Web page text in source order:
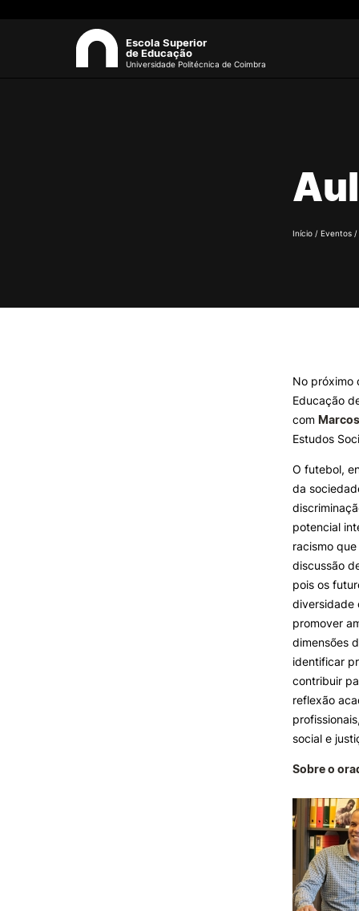
Órgãos de Gestão
Departamentos
INVESTIGAÇÃO E
PROJETOS
Investigação/Intervenção
Prémios e Distinções
Núcleos de Investigação
Laboratório ROBOCORP
Escola Superior
de Educação
Universidade Politécnica de Coimbra
Início / Eventos /
No próximo
Educação
com
Estudos
O futebol,
da
potencial
racismo
discussão
pois os
diversidade
promover
dimensões
identificar
contribuir
reflexão
social e
Sobre o